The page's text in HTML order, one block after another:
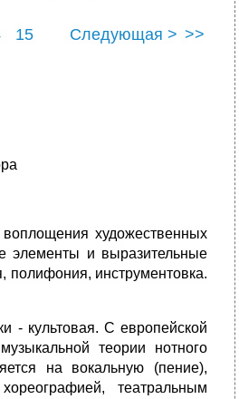
15
Следующая > >>
художественных
элементы и выразительные
полифония, инструментовка.
- культовая. С европейской
теории нотного
на вокальную (пение),
театральным